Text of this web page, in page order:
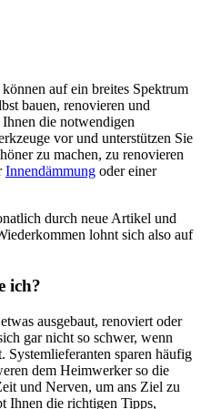
auf ein breites Spektrum
bauen, renovieren und
die notwendigen
vor und unterstützen Sie
zu machen, zu renovieren
Innendämmung oder einer
durch neue Artikel und
lohnt sich also auf
ich?
ausgebaut, renoviert oder
gar nicht so schwer, wenn
Systemlieferanten sparen häufig
dem Heimwerker so die
und Nerven, um ans Ziel zu
Ihnen die richtigen Tipps,